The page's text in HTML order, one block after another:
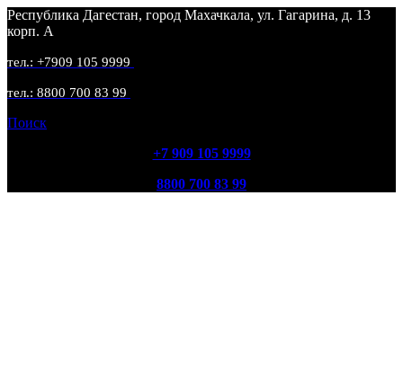
Республика Дагестан, город Махачкала, ул. Гагарина, д. 13
корп. А
тел.: +7909 105 9999
тел.: 8800 700 83 99
Поиск
+7 909 105 9999
8800 700 83 99